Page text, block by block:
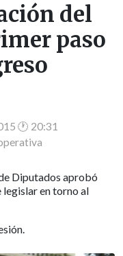
del
paso
🕐 20:31
Diputados aprobó
en torno al